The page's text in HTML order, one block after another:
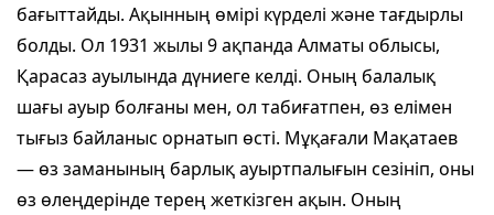
бағыттайды. Ақынның өмірі күрделі және тағдырлы
болды. Ол 1931 жылы 9 ақпанда Алматы облысы,
Қарасаз ауылында дүниеге келді. Оның балалық
шағы ауыр болғаны мен, ол табиғатпен, өз елімен
тығыз байланыс орнатып өсті. Мұқағали Мақатаев
— өз заманының барлық ауыртпалығын сезініп, оны
өз өлеңдерінде терең жеткізген ақын. Оның